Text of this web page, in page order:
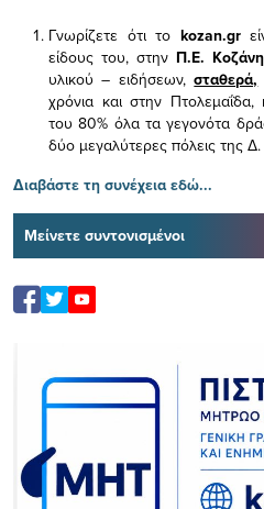
Γνωρίζετε ότι το kozan.gr
είδους του, στην Π.Ε.
υλικού – ειδήσεων,σταθερά,
χρόνια και στην
του 80% όλα τα γεγονότα
δύο μεγαλύτερες πόλεις της
Διαβάστε τη συνέχεια εδώ...
Μείνετε συντονισμένοι